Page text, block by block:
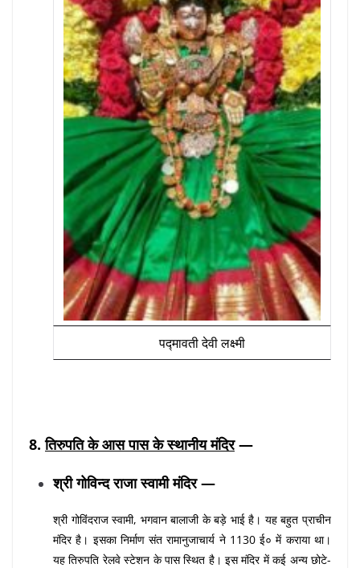
पद्मावती देवी लक्ष्मी
8.तिरुपति के आस पास के स्थानीय मंदिर—
श्री गोविन्द राजा स्वामी मंदिर —
श्री गोविंदराज स्वामी, भगवान बालाजी के बड़े भाई है। यह बहुत प्राचीन
मंदिर है। इसका निर्माण संत रामानुजाचार्य ने 1130 ई० में कराया था।
यह तिरुपति रेलवे स्टेशन के पास स्थित है। इस मंदिर में कई अन्य छोटे-